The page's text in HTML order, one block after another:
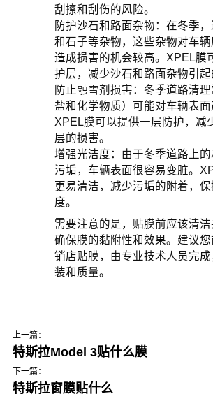
刮擦和刮伤的风险。
防护沙石和路面杂物：在冬季
和石子等杂物，这些杂物对车
造成损害的机会较高。XPEL膜
护层，减少沙石和路面杂物引起
防止融雪剂损害：冬季道路清
盐和化学物质）可能对车辆表面
XPEL膜可以提供一层防护，减
层的损害。
增强光洁度：由于冬季道路上
污垢，车辆表面很容易变脏。
更易清洁，减少污垢的附着，
度。
需要注意的是，贴膜前应该清
确保膜的黏附性和效果。建议
销店贴膜，由专业技术人员完
装和质量。
上一篇：
特斯拉Model 3贴什么膜
下一篇：
特斯拉窗膜贴什么